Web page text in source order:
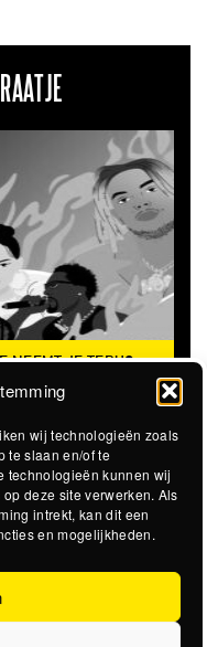
wij technologieën zoals
te slaan en/of te
technologieën kunnen wij
deze site verwerken. Als
intrekt, kan dit een
en mogelijkheden.
NEEMT JE TERUG
ZOMER VAN 2016